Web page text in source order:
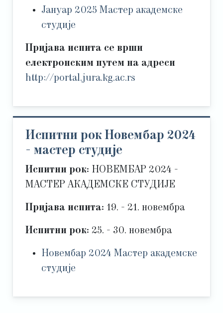
Јануар 2025 Мастер академске
студије
Пријава испита се врши
електронским путем на адреси
http://portal.jura.kg.ac.rs
Испитни рок Новембар 2024
- мастер студије
Испитни рок: НОВЕМБАР 2024 -
МАСТЕР АКАДЕМСКЕ СТУДИЈЕ
Пријава испита: 19. - 21. новембра
Испитни рок: 25. - 30. новембра
Новембар 2024 Мастер академске
студије